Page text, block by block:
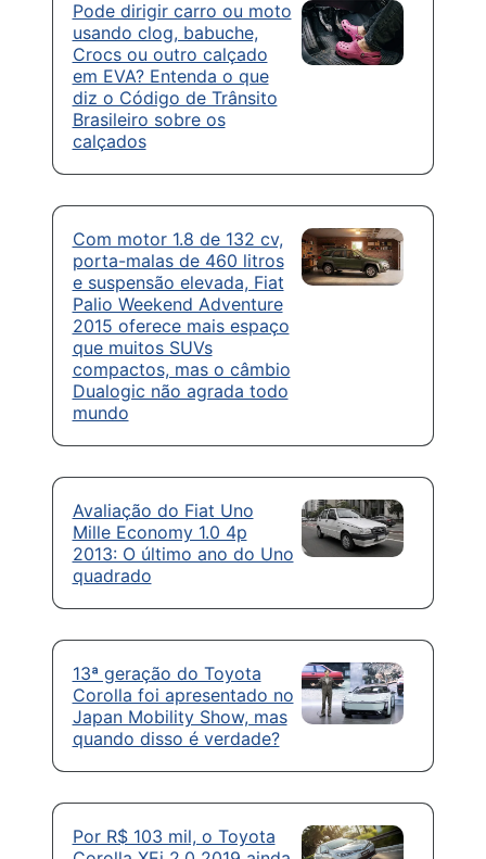
Pode dirigir carro ou moto
usando clog, babuche,
Crocs ou outro calçado
em EVA? Entenda o que
diz o Código de Trânsito
Brasileiro sobre os
calçados
Com motor 1.8 de 132 cv,
porta-malas de 460 litros
e suspensão elevada, Fiat
Palio Weekend Adventure
2015 oferece mais espaço
que muitos SUVs
compactos, mas o câmbio
Dualogic não agrada todo
mundo
Avaliação do Fiat Uno
Mille Economy 1.0 4p
2013: O último ano do Uno
quadrado
13ª geração do Toyota
Corolla foi apresentado no
Japan Mobility Show, mas
quando disso é verdade?
Por R$ 103 mil, o Toyota